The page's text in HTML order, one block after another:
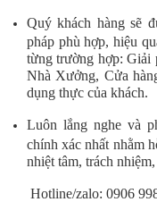
Quý khách hàng sẽ
pháp phù hợp, hiệu
từng trường hợp: Giải
Nhà Xưởng, Cửa
dụng thực của khách.
Luôn lắng nghe và
chính xác nhất nhằm
nhiệt tâm, trách
Hotline/zalo: 0906